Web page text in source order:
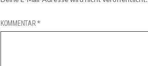
KOMMENTAR*